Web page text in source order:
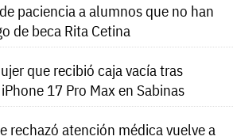
paciencia a alumnos que no han
de beca Rita Cetina
que recibió caja vacía tras
17 Pro Max en Sabinas
rechazó atención médica vuelve a